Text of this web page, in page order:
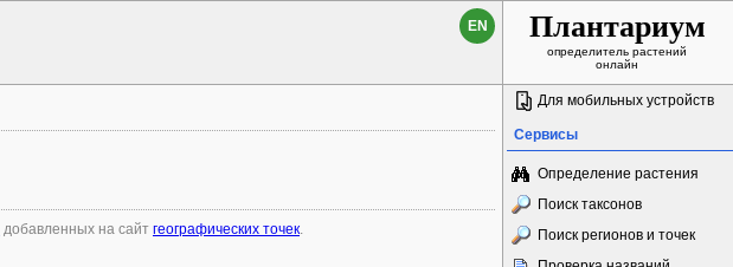
EN Плантариум
определитель растений
онлайн
добавленных на сайт географических точек.
Для мобильных устройств
Сервисы
Определение растения
Поиск таксонов
Поиск регионов и точек